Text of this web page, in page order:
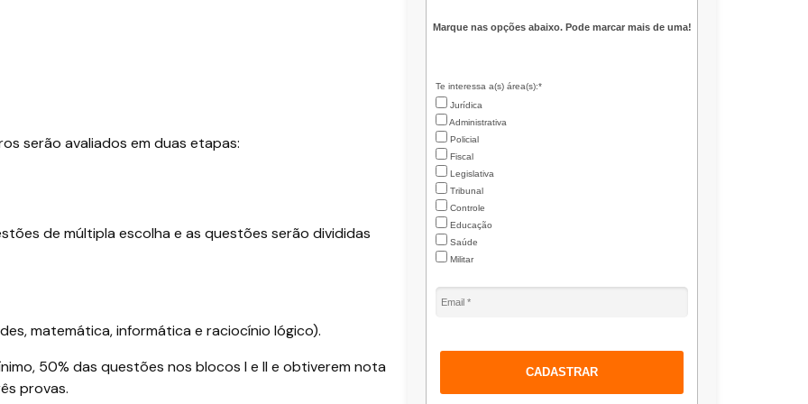
serão avaliados em duas etapas:
de múltipla escolha e as questões serão divididas
matemática, informática e raciocínio lógico).
50% das questões nos blocos I e II e obtiverem nota
provas.
Marque nas opções abaixo. Pode marcar mais de uma!
Te interessa a(s) área(s):*
Jurídica
Administrativa
Policial
Fiscal
Legislativa
Tribunal
Controle
Educação
Saúde
Militar
CADASTRAR